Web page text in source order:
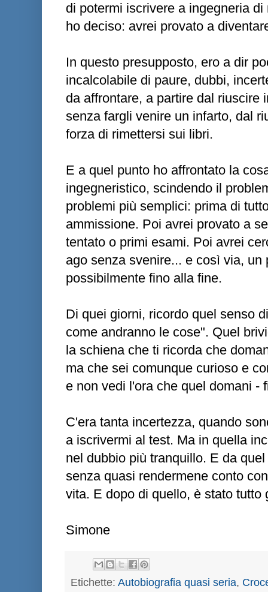
di potermi iscrivere a ingegneria
ho deciso: avrei provato a
In questo presupposto, ero a dir
incalcolabile di paure, dubbi,
da affrontare, a partire dal riuscire
senza fargli venire un infarto, dal
forza di rimettersi sui libri.
E a quel punto ho affrontato la
ingegneristico, scindendo il
problemi più semplici: prima di
ammissione. Poi avrei provato a
tentato o primi esami. Poi avrei
ago senza svenire... e così via,
possibilmente fino alla fine.
Di quei giorni, ricordo quel senso
come andranno le cose". Quel
la schiena che ti ricorda che
ma che sei comunque curioso e
e non vedi l'ora che quel domani -
C'era tanta incertezza, quando
a iscrivermi al test. Ma in quella
nel dubbio più tranquillo. E da
senza quasi rendermene conto
vita. E dopo di quello, è stato tutto
Simone
Etichette: Autobiografia quasi seria,